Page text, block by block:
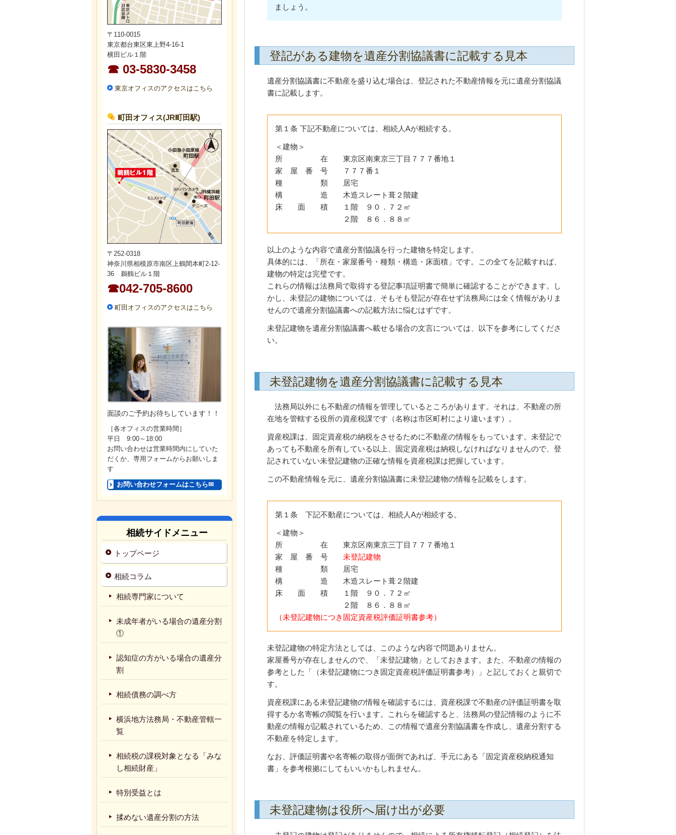
ましょう。
登記がある建物を遺産分割協議書に記載する見本
遺産分割協議書に不動産を盛り込む場合は、登記された不動産情報を元に遺産分割協議
書に記載します。
第１条 下記不動産については、相続人Aが相続する。
＜建物＞
所 在 東京区南東京三丁目７７７番地１
家 屋 番 号 ７７７番１
種 類 居宅
構 造 木造スレート葺２階建
床 面 積 １階 ９０．７２㎡
２階 ８６．８８㎡
以上のような内容で遺産分割協議を行った建物を特定します。
具体的には、「所在・家屋番号・種類・構造・床面積」です。この全てを記載すれば、
建物の特定は完璧です。
これらの情報は法務局で取得する登記事項証明書で簡単に確認することができます。し
かし、未登記の建物については、そもそも登記が存在せず法務局には全く情報がありま
せんので遺産分割協議書への記載方法に悩むはずです。
未登記建物を遺産分割協議書へ載せる場合の文言については、以下を参考にしてくださ
い。
未登記建物を遺産分割協議書に記載する見本
法務局以外にも不動産の情報を管理しているところがあります。それは、不動産の所
在地を管轄する役所の資産税課です（名称は市区町村により違います）。
資産税課は、固定資産税の納税をさせるために不動産の情報をもっています。未登記で
あっても不動産を所有している以上、固定資産税は納税しなければなりませんので、登
記されていない未登記建物の正確な情報を資産税課は把握しています。
この不動産情報を元に、遺産分割協議書に未登記建物の情報を記載をします。
第１条 下記不動産については、相続人Aが相続する。
＜建物＞
所 在 東京区南東京三丁目７７７番地１
家 屋 番 号 未登記建物
種 類 居宅
構 造 木造スレート葺２階建
床 面 積 １階 ９０．７２㎡
２階 ８６．８８㎡
（未登記建物につき固定資産税評価証明書参考）
未登記建物の特定方法としては、このような内容で問題ありません。
家屋番号が存在しませんので、「未登記建物」としておきます。また、不動産の情報の
参考とした「（未登記建物につき固定資産税評価証明書参考）」と記しておくと親切で
す。
資産税課にある未登記建物の情報を確認するには、資産税課で不動産の評価証明書を取
得するか名寄帳の閲覧を行います。これらを確認すると、法務局の登記情報のように不
動産の情報が記載されているため、この情報で遺産分割協議書を作成し、遺産分割する
不動産を特定します。
なお、評価証明書や名寄帳の取得が面倒であれば、手元にある「固定資産税納税通知
書」を参考根拠にしてもいいかもしれません。
未登記建物は役所へ届け出が必要
〒110-0015
東京都台東区東上野4-16-1
横田ビル１階
☎ 03-5830-3458
東京オフィスのアクセスはこちら
町田オフィス(JR町田駅)
〒252-0318
神奈川県相模原市南区上鶴間本町2-12-
36 鵜鶴ビル１階
☎042-705-8600
町田オフィスのアクセスはこちら
面談のご予約お待ちしています！！
［各オフィスの営業時間］
平日 9:00～18:00
お問い合わせは営業時間内にしていた
だくか、専用フォームからお願いしま
す
お問い合わせフォームはこちら✉
相続サイドメニュー
トップページ
相続コラム
相続専門家について
未成年者がいる場合の遺産分割
①
認知症の方がいる場合の遺産分
割
相続債務の調べ方
横浜地方法務局・不動産管轄一
覧
相続税の課税対象となる「みな
し相続財産」
特別受益とは
揉めない遺産分割の方法